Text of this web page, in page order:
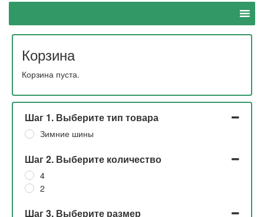
Корзина
Корзина пуста.
Шаг 1. Выберите тип товара
Зимние шины
Шаг 2. Выберите количество
4
2
Шаг 3. Выберите размер